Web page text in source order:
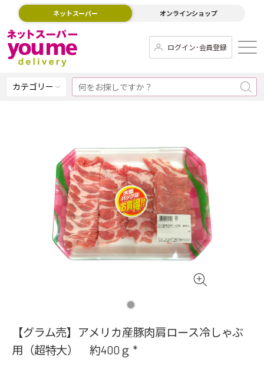
ネットスーパー オンラインショップ
ログイン･会員登録
カテゴリー
【グラム売】アメリカ産豚肉肩ロース冷しゃぶ
用（超特大） 約400ｇ *